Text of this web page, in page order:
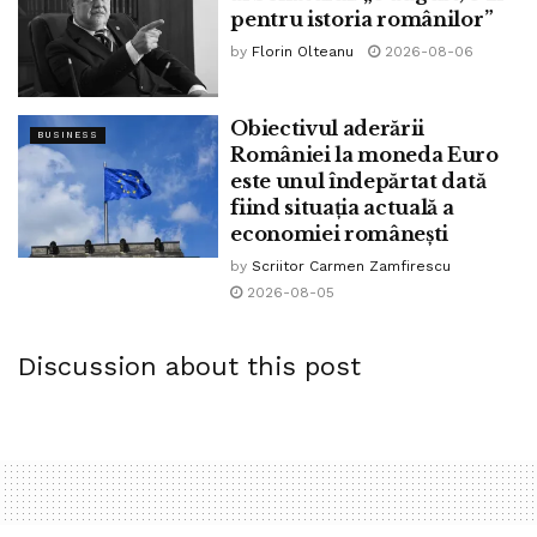
bpnews comune consiliu daune David Budicastro
drumuri euro fonduri gospodarii Guvern
inundatii județean
milioane pagube poduri primarii
stat stiri sute
pentru istoria românilor”
by Florin Olteanu 2026-08-06
BUSINESS
Obiectivul aderării
României la moneda Euro
este unul îndepărtat dată
fiind situația actuală a
economiei românești
by Scriitor Carmen Zamfirescu
2026-08-05
Discussion about this post